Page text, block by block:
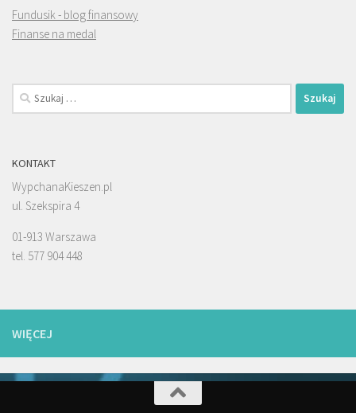
Fundusik - blog finansowy
Finanse na medal
Szukaj:
KONTAKT
WypchanaKieszen.pl
ul. Szekspira 4
01-913 Warszawa
tel. 577 904 448
WIĘCEJ